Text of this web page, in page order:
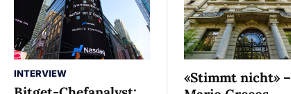
INTERVIEW
«Stimmt nicht» –